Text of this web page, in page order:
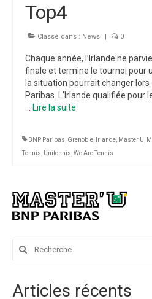
Top4
Classé dans : News | 0
Chaque année, l’Irlande ne
finale et termine le tournoi pour
la situation pourrait changer lors
Paribas. L’Irlande qualifiée pour
Lire la suite­­
BNP Paribas Grenoble Irlande Master'U
Tennis
Unitennis We Are Tennis
Rechercher
Articles récents